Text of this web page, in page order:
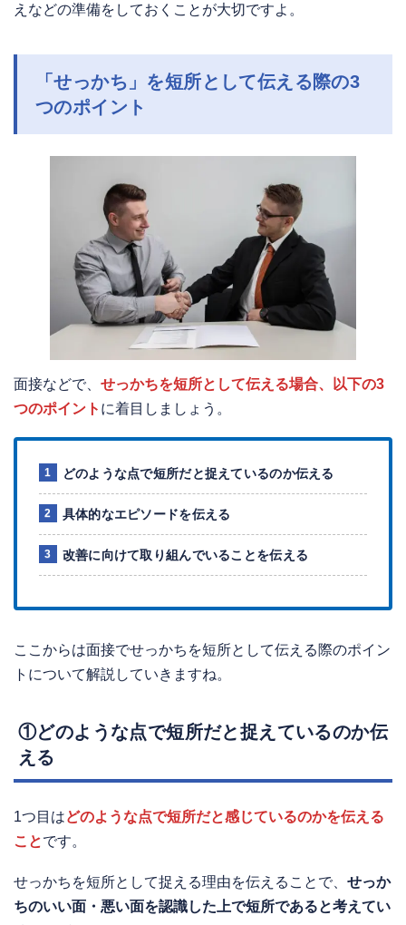
えなどの準備をしておくことが大切ですよ。
「せっかち」を短所として伝える際の3
つのポイント
面接などで、 せっかちを短所として伝える場合、以下の3
つのポイント に着目しましょう。
どのような点で短所だと捉えているのか伝える
具体的なエピソードを伝える
改善に向けて取り組んでいることを伝える
ここからは面接でせっかちを短所として伝える際のポイン
トについて解説していきますね。
①どのような点で短所だと捉えているのか伝
える
1つ目はどのような点で短所だと感じているのかを伝える
ことです。
せっかちを短所として捉える理由を伝えることで、 せっか
ちのいい面・悪い面を認識した上で短所であると考えてい